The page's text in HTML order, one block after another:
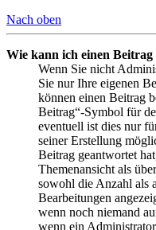
Nach oben
Wie kann ich einen Beitrag
Wenn Sie nicht
Sie nur Ihre eigenen
können einen Beitrag
Beitrag“-Symbol für
eventuell ist dies nur
seiner Erstellung
Beitrag geantwortet
Themenansicht als
sowohl die Anzahl als
Bearbeitungen
wenn noch niemand
wenn ein